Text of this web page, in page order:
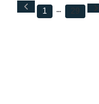
1 29